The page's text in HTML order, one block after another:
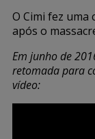
O Cimi fez
após o
Em junho de
retomada para
vídeo: